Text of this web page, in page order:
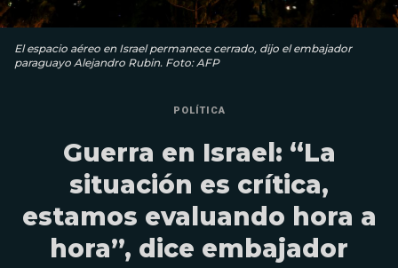
El espacio aéreo en Israel permanece cerrado, dijo el embajador
paraguayo Alejandro Rubin. Foto: AFP
POLÍTICA
Guerra en Israel: “La
situación es crítica,
estamos evaluando hora a
hora”, dice embajador